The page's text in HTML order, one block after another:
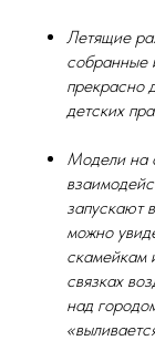
Летящие
собранные
прекрасно
детских
Модели на
запускают
можно
скамейкам
связках
над